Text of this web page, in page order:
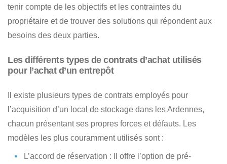
tenir compte de les objectifs et les contraintes du
propriétaire et de trouver des solutions qui répondent aux
besoins des deux parties.
Les différents types de contrats d’achat utilisés
pour l’achat d’un entrepôt
Il existe plusieurs types de contrats employés pour
l’acquisition d’un local de stockage dans les Ardennes,
chacun présentant ses propres forces et défauts. Les
modèles les plus couramment utilisés sont :
L’accord de réservation : Il offre l’option de pré-